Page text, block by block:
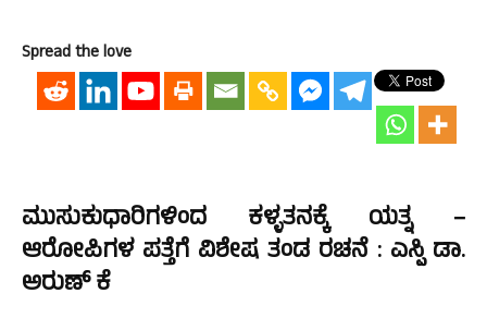
Spread the love
ಮುಸುಕುಧಾರಿಗಳಿಂದ ಕಳ್ಳತನಕ್ಕೆ ಯತ್ನ –
ಆರೋಪಿಗಳ ಪತ್ತೆಗೆ ವಿಶೇಷ ತಂಡ ರಚನೆ : ಎಸ್ಪಿ ಡಾ.
ಅರುಣ್ ಕೆ